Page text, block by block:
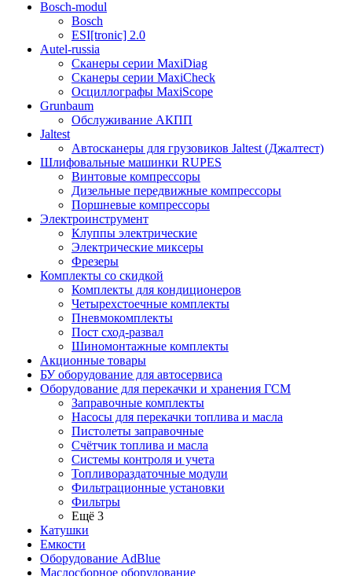
Bosch-modul
Bosch
ESI[tronic] 2.0
Autel-russia
Сканеры серии MaxiDiag
Сканеры серии MaxiCheck
Осциллографы MaxiScope
Grunbaum
Обслуживание АКПП
Jaltest
Автосканеры для грузовиков Jaltest (Джалтест)
Шлифовальные машинки RUPES
Винтовые компрессоры
Дизельные передвижные компрессоры
Поршневые компрессоры
Электроинструмент
Клуппы электрические
Электрические миксеры
Фрезеры
Комплекты со скидкой
Комплекты для кондиционеров
Четырехстоечные комплекты
Пневмокомплекты
Пост сход-развал
Шиномонтажные комплекты
Акционные товары
БУ оборудование для автосервиса
Оборудование для перекачки и хранения ГСМ
Заправочные комплекты
Насосы для перекачки топлива и масла
Пистолеты заправочные
Счётчик топлива и масла
Системы контроля и учета
Топливораздаточные модули
Фильтрационные установки
Фильтры
Ещё 3
Катушки
Емкости
Оборудование AdBlue
Маслосборное оборудование